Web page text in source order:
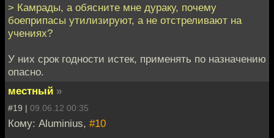
> Камрады, а обясните мне дураку, почему
боеприпасы утилизируют, а не отстреливают на
учениях?
У них срок годности истек, применять по назначению
опасно.
местный »
#19 | 09.06.12 00:35
Кому: Aluminius, #10